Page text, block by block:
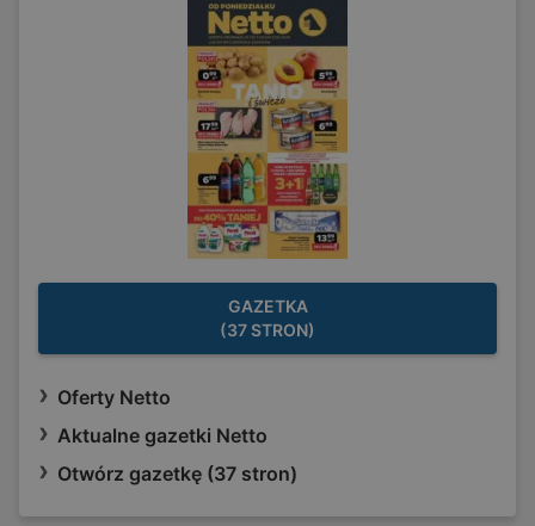
GAZETKA
(37 STRON)
Oferty Netto
Aktualne gazetki Netto
Otwórz gazetkę (37 stron)